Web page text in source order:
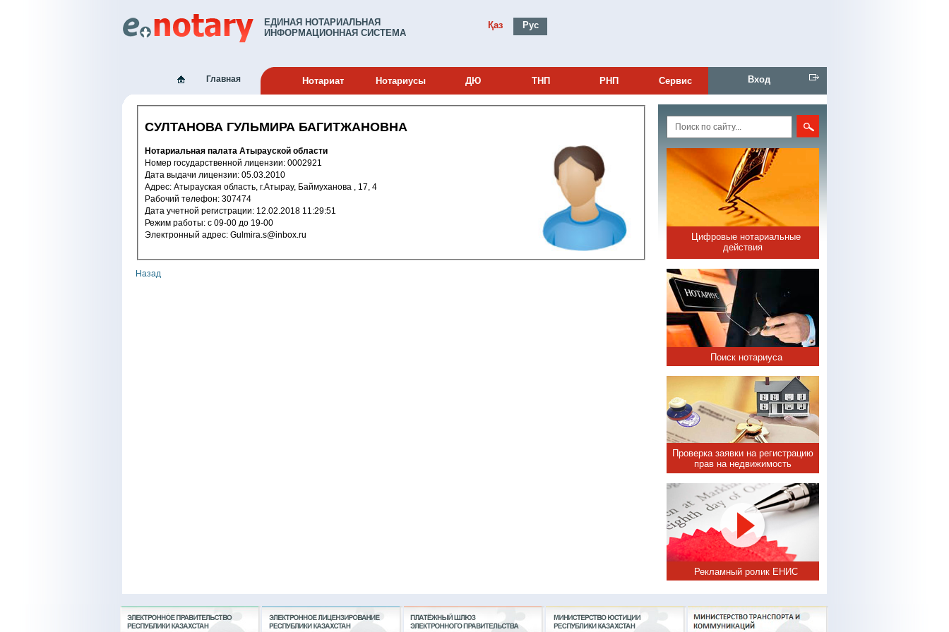
ЕДИНАЯ НОТАРИАЛЬНАЯ
ИНФОРМАЦИОННАЯ СИСТЕМА
Қаз Рус
Главная Нотариат Нотариусы ДЮ ТНП РНП Сервис Вход
СУЛТАНОВА ГУЛЬМИРА БАГИТЖАНОВНА
Нотариальная палата Атырауской области
Номер государственной лицензии: 0002921
Дата выдачи лицензии: 05.03.2010
Адрес: Атырауская область, г.Атырау, Баймуханова , 17, 4
Рабочий телефон: 307474
Дата учетной регистрации: 12.02.2018 11:29:51
Режим работы: c 09-00 до 19-00
Электронный адрес: Gulmira.s@inbox.ru
Назад
Цифровые нотариальные
действия
Поиск нотариуса
Проверка заявки на регистрацию
прав на недвижимость
Рекламный ролик ЕНИС